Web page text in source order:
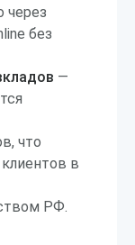
через
без
—
что
в
РФ.